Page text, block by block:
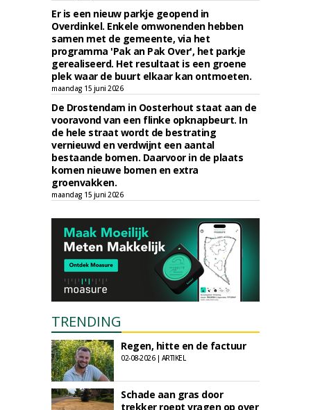
Er is een nieuw parkje geopend in
Overdinkel. Enkele omwonenden hebben
samen met de gemeente, via het
programma 'Pak an Pak Over', het parkje
gerealiseerd. Het resultaat is een groene
plek waar de buurt elkaar kan ontmoeten.
maandag 15 juni 2026
De Drostendam in Oosterhout staat aan de
vooravond van een flinke opknapbeurt. In
de hele straat wordt de bestrating
vernieuwd en verdwijnt een aantal
bestaande bomen. Daarvoor in de plaats
komen nieuwe bomen en extra
groenvakken.
maandag 15 juni 2026
TRENDING
Regen, hitte en de factuur
02-08-2026 | ARTIKEL
Schade aan gras door
trekker roept vragen op over